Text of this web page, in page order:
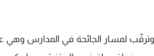
وترقّب لمسار الجائحة في المدارس وهي